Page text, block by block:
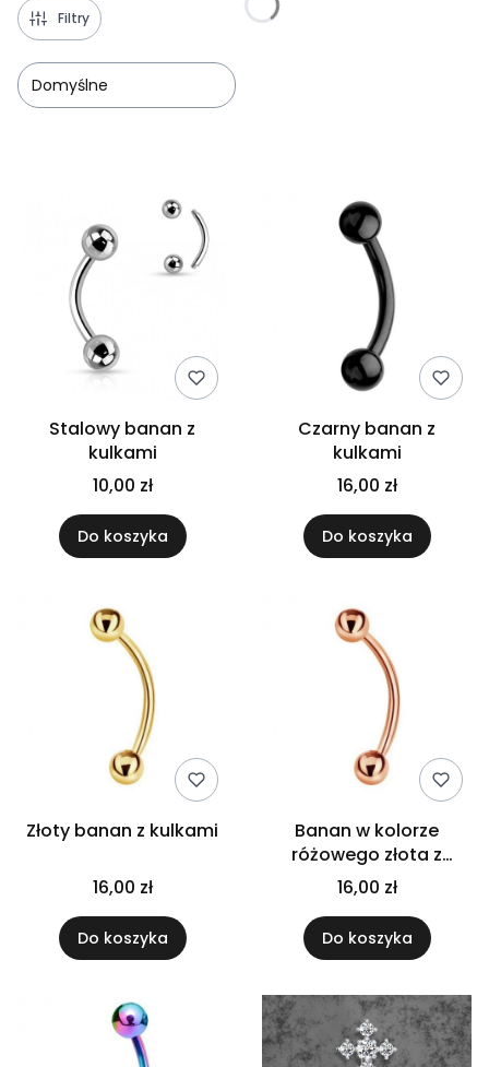
Filtry
Domyślne
Stalowy banan z
kulkami
10,00 zł
Do koszyka
Czarny banan z
kulkami
16,00 zł
Do koszyka
Złoty banan z kulkami
16,00 zł
Do koszyka
Banan w kolorze
różowego złota z
kulkami
16,00 zł
Do koszyka